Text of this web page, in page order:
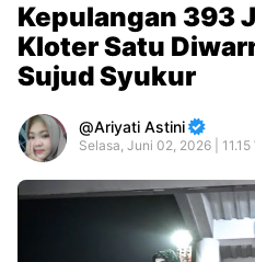
Kepulangan 393
Kloter Satu
Sujud Syukur
Ariyati Astini
Selasa, Juni 02, 2026 | 11.15